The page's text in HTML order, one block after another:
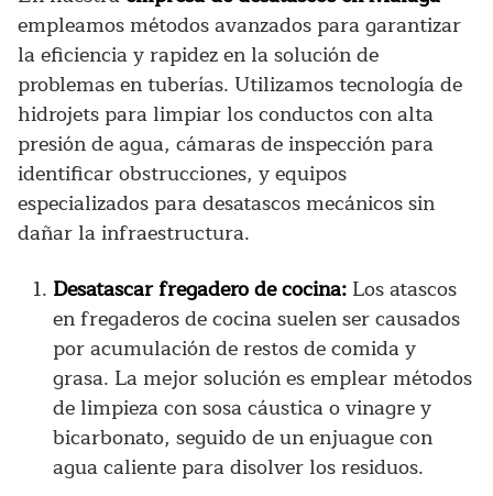
empleamos métodos avanzados para garantizar
la eficiencia y rapidez en la solución de
problemas en tuberías. Utilizamos tecnología de
hidrojets para limpiar los conductos con alta
presión de agua, cámaras de inspección para
identificar obstrucciones, y equipos
especializados para desatascos mecánicos sin
dañar la infraestructura.
Desatascar fregadero de cocina: Los atascos
en fregaderos de cocina suelen ser causados
por acumulación de restos de comida y
grasa. La mejor solución es emplear métodos
de limpieza con sosa cáustica o vinagre y
bicarbonato, seguido de un enjuague con
agua caliente para disolver los residuos.